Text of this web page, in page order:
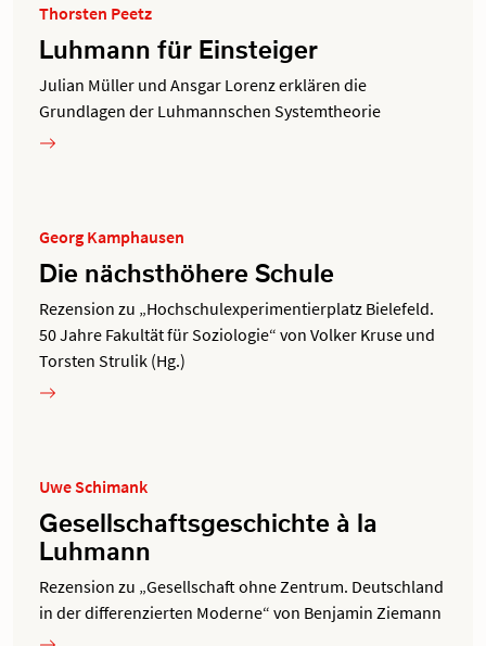
Thorsten Peetz
Luhmann für Einsteiger
Julian Müller und Ansgar Lorenz erklären die
Grundlagen der Luhmannschen Systemtheorie
Georg Kamphausen
Die nächsthöhere Schule
Rezension zu „Hochschulexperimentierplatz Bielefeld.
50 Jahre Fakultät für Soziologie“ von Volker Kruse und
Torsten Strulik (Hg.)
Uwe Schimank
Gesellschaftsgeschichte à la
Luhmann
Rezension zu „Gesellschaft ohne Zentrum. Deutschland
in der differenzierten Moderne“ von Benjamin Ziemann